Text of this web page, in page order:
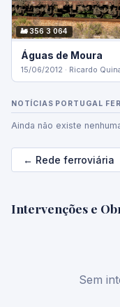
🚂 356 3 064
Águas de Moura
15/06/2012 · Ricardo
NOTÍCIAS PORTUGAL
Ainda não existe
← Rede ferroviária
Intervenções e
Sem